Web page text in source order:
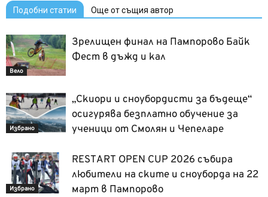
Подобни статии Още от същия автор
Вело
Зрелищен финал на Пампорово Байк
Фест в дъжд и кал
Избрано
„Скиори и сноубордисти за бъдеще“
осигурява безплатно обучение за
ученици от Смолян и Чепеларе
Избрано
RESTART OPEN CUP 2026 събира
любители на ските и сноуборда на 22
март в Пампорово